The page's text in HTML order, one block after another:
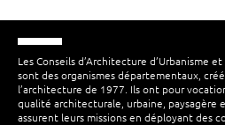
Les Conseils d’Architecture d’Urbanisme
sont des organismes départementaux,
l’architecture de 1977. Ils ont pour
qualité architecturale, urbaine, paysagère
assurent leurs missions en déployant des